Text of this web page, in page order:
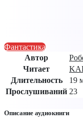
Фантастика
Автор
Читает
Длительность
19
Прослушиваний 23
Описание аудиокниги